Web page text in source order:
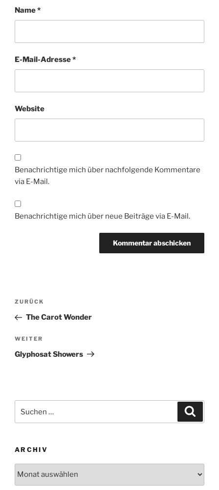
Name*
E-Mail-Adresse*
Website
Benachrichtige mich über nachfolgende Kommentare
via E-Mail.
Benachrichtige mich über neue Beiträge via E-Mail.
Beitragsnavigation
Vorheriger
Beitrag
ZURÜCK
The Carot Wonder
Nächster
Beitrag
WEITER
Glyphosat Showers
nach:
ARCHIV